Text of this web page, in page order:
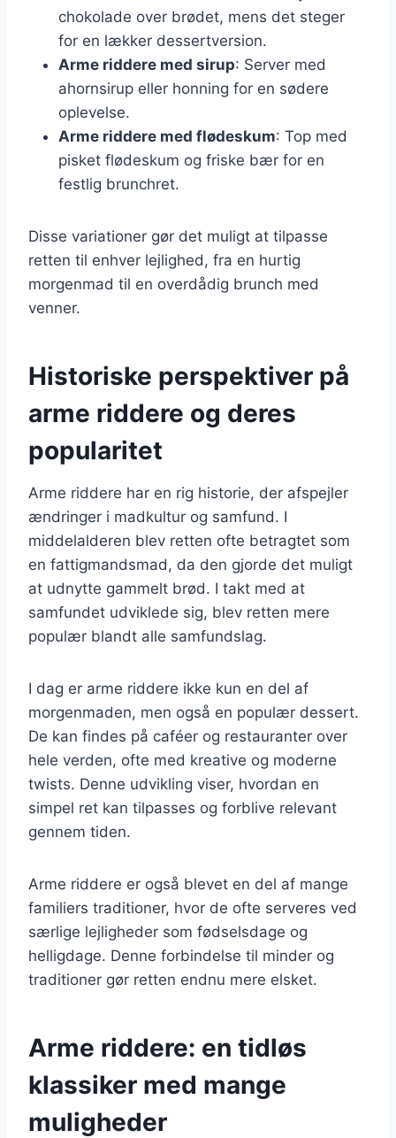
chokolade over brødet, mens det steger
for en lækker dessertversion.
Arme riddere med sirup: Server med
ahornsirup eller honning for en sødere
oplevelse.
Arme riddere med flødeskum: Top med
pisket flødeskum og friske bær for en
festlig brunchret.
Disse variationer gør det muligt at tilpasse
retten til enhver lejlighed, fra en hurtig
morgenmad til en overdådig brunch med
venner.
Historiske perspektiver på
arme riddere og deres
popularitet
Arme riddere har en rig historie, der afspejler
ændringer i madkultur og samfund. I
middelalderen blev retten ofte betragtet som
en fattigmandsmad, da den gjorde det muligt
at udnytte gammelt brød. I takt med at
samfundet udviklede sig, blev retten mere
populær blandt alle samfundslag.
I dag er arme riddere ikke kun en del af
morgenmaden, men også en populær dessert.
De kan findes på caféer og restauranter over
hele verden, ofte med kreative og moderne
twists. Denne udvikling viser, hvordan en
simpel ret kan tilpasses og forblive relevant
gennem tiden.
Arme riddere er også blevet en del af mange
familiers traditioner, hvor de ofte serveres ved
særlige lejligheder som fødselsdage og
helligdage. Denne forbindelse til minder og
traditioner gør retten endnu mere elsket.
Arme riddere: en tidløs
klassiker med mange
muligheder